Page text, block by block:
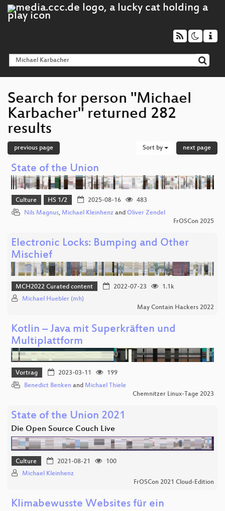
Search for person "Michael
Karbacher" returned 282
results
previous page Sort by next page
State of the Union
Culture HS 1/2 2025-08-16
483
Nils Magnus, Michael Kleinhenz and Oliver Zendel
FrOSCon 2025
Electronic Locks: Bumping and Other
Mischief
MCH2022 Curated content 2022-07-23
1.1k
Michael Huebler (mh)
May Contain Hackers 2022
Kotlin – Java mit Superkräften und
Multiplattform
Vortrag 2023-03-11
199
Benedict Benken and Michael Thiele
Chemnitzer Linux-Tage 2023
State of the Union 2021
Die Open Source Couch Live
Culture 2021-08-21
100
Michael Kleinhenz
FrOSCon 2021 Cloud-Edition
Klimabewusste Websites für ein